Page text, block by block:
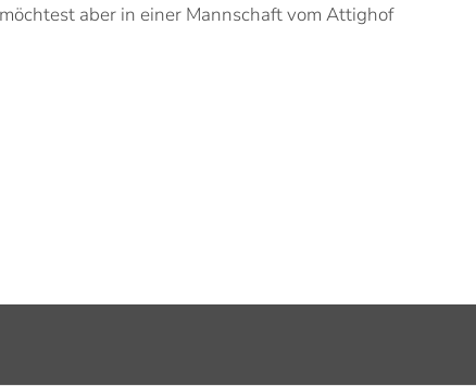
aber in einer Mannschaft vom Attighof